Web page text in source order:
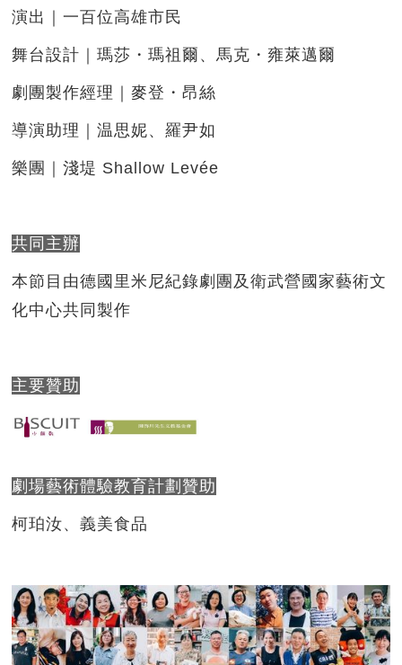
演出｜一百位高雄市民
舞台設計｜瑪莎・瑪祖爾、馬克・雍萊邁爾
劇團製作經理｜麥登・昂絲
導演助理｜温思妮、羅尹如
樂團｜淺堤 Shallow Levée
共同主辦
本節目由德國里米尼紀錄劇團及衛武營國家藝術文
化中心共同製作
主要贊助
劇場藝術體驗教育計劃贊助
柯珀汝、義美食品